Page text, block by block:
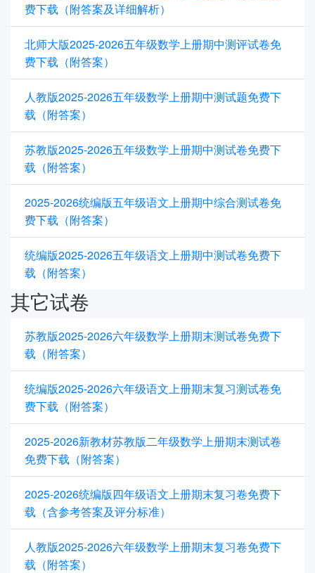
费下载（附答案及详细解析）
北师大版2025-2026五年级数学上册期中测评试卷免
费下载（附答案）
人教版2025-2026五年级数学上册期中测试题免费下
载（附答案）
苏教版2025-2026五年级数学上册期中测试卷免费下
载（附答案）
2025-2026统编版五年级语文上册期中综合测试卷免
费下载（附答案）
统编版2025-2026五年级语文上册期中测试卷免费下
载（附答案）
其它试卷
苏教版2025-2026六年级数学上册期末测试卷免费下
载（附答案）
统编版2025-2026六年级语文上册期末复习测试卷免
费下载（附答案）
2025-2026新教材苏教版二年级数学上册期末测试卷
免费下载（附答案）
2025-2026统编版四年级语文上册期末复习卷免费下
载（含参考答案及评分标准）
人教版2025-2026六年级数学上册期末复习卷免费下
载（附答案）